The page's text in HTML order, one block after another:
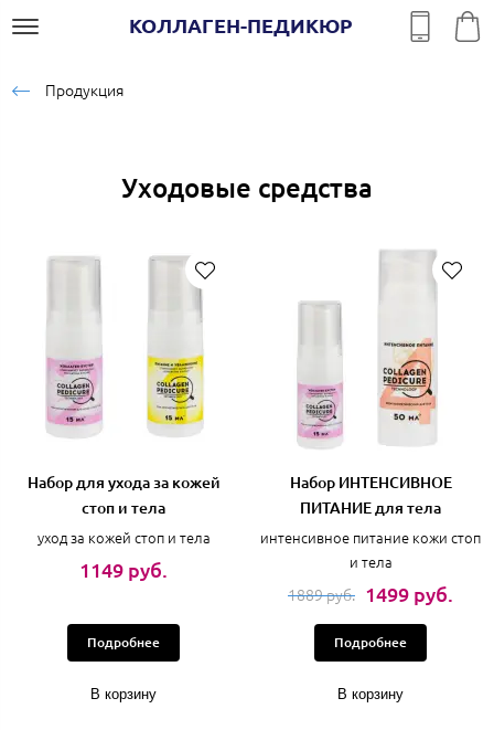
КОЛЛАГЕН-ПЕДИКЮР
Продукция
Уходовые средства
Набор для ухода за кожей
стоп и тела
уход за кожей стоп и тела
1149 руб.
Подробнее
В корзину
Набор ИНТЕНСИВНОЕ
ПИТАНИЕ для тела
интенсивное питание кожи стоп
и тела
1889 руб. 1499 руб.
Подробнее
В корзину